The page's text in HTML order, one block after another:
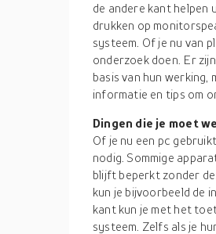
de andere kant
drukken op
systeem. Of je nu van
onderzoek doen. Er
basis van hun
informatie en tips om
Dingen die je moet
Of je nu een pc
nodig. Sommige
blijft beperkt zonder
kun je bijvoorbeeld de
kant kun je met het
systeem. Zelfs als je